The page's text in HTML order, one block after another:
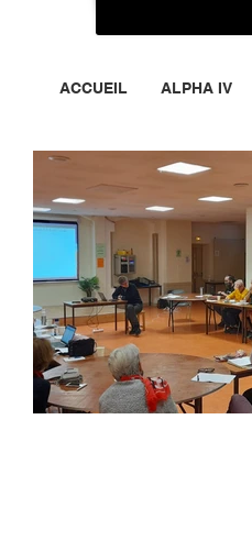
ACCUEIL ALPHA IV